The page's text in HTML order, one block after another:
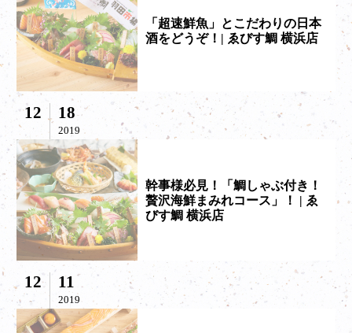
「超速鮮魚」とこだわりの日本
酒をどうぞ！| ゑびす鯛 横浜店
12 18
2019
幹事様必見！「鯛しゃぶ付き！
贅沢海鮮まみれコース」！ | ゑ
びす鯛 横浜店
12 11
2019